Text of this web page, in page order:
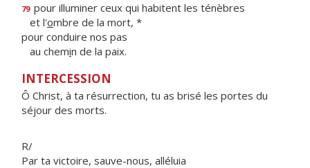
79 pour illuminer ceux qui habitent les ténèbres
et l'ombre de la mort, *
pour conduire nos pas
au chemin de la paix.
INTERCESSION
Ô Christ, à ta résurrection, tu as brisé les portes du
séjour des morts.
R/
Par ta victoire, sauve-nous, alléluia